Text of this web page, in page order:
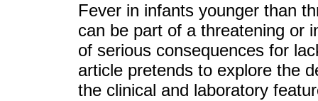
Fever in infants younger than
can be part of a threatening or
of serious consequences for
article pretends to explore the
the clinical and laboratory